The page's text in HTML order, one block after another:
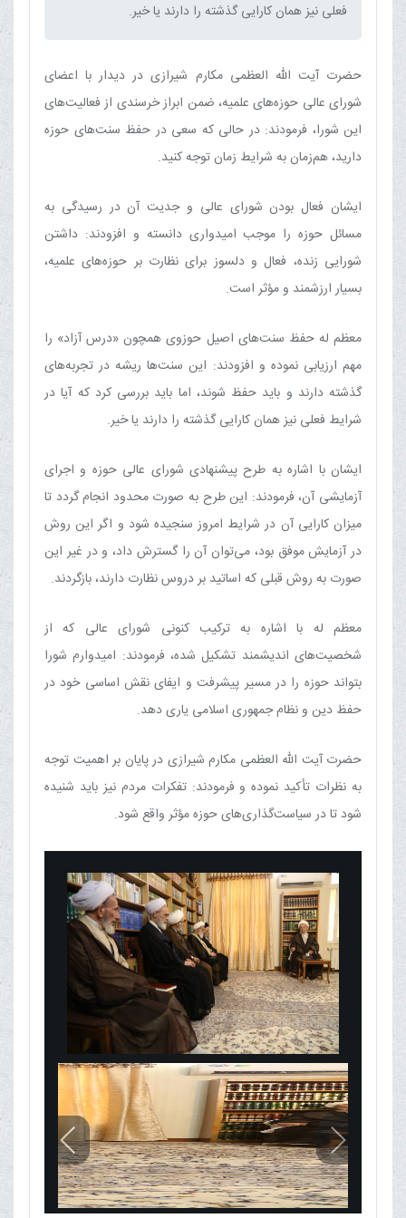
فعلی نیز همان کارایی گذشته را دارند یا خیر.‌
حضرت آیت الله العظمی مکارم شیرازی در دیدار با اعضای
شورای عالی حوزه‌های علمیه، ضمن ابراز خرسندی از فعالیت‌های
این شورا، فرمودند: در حالی که سعی در حفظ سنت‌های حوزه
دارید، هم‌زمان به شرایط زمان توجه کنید.
ایشان فعال بودن شورای عالی و جدیت آن در رسیدگی به
مسائل حوزه را موجب امیدواری دانسته و افزودند: داشتن
شورایی زنده، فعال و دلسوز برای نظارت بر حوزه‌های علمیه،
بسیار ارزشمند و مؤثر است.
معظم له حفظ سنت‌های اصیل حوزوی همچون «درس آزاد» را
مهم ارزیابی نموده و افزودند: این سنت‌ها ریشه در تجربه‌های
گذشته دارند و باید حفظ شوند، اما باید بررسی کرد که آیا در
شرایط فعلی نیز همان کارایی گذشته را دارند یا خیر.
ایشان با اشاره به طرح پیشنهادی شورای عالی حوزه و اجرای
آزمایشی آن، فرمودند: این طرح به صورت محدود انجام گردد تا
میزان کارایی آن در شرایط امروز سنجیده شود و اگر این روش
در آزمایش موفق بود، می‌توان آن را گسترش داد، و در غیر این
صورت به روش قبلی که اساتید بر دروس نظارت دارند، بازگردند.
معظم له با اشاره به ترکیب کنونی شورای عالی که از
شخصیت‌های اندیشمند تشکیل شده، فرمودند: امیدوارم شورا
بتواند حوزه را در مسیر پیشرفت و ایفای نقش اساسی خود در
حفظ دین و نظام جمهوری اسلامی یاری دهد.
حضرت آیت الله العظمی مکارم شیرازی در پایان بر اهمیت توجه
به نظرات تأکید نموده و فرمودند: تفکرات مردم نیز باید شنیده
شود تا در سیاست‌گذاری‌های حوزه مؤثر واقع شود.